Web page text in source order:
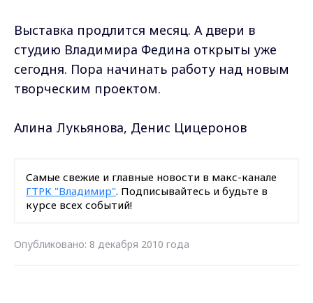
Выставка продлится месяц. А двери в
студию Владимира Федина открыты уже
сегодня. Пора начинать работу над новым
творческим проектом.
Алина Лукьянова, Денис Цицеронов
Самые свежие и главные новости в макс-канале
ГТРК "Владимир". Подписывайтесь и будьте в
курсе всех событий!
Опубликовано: 8 декабря 2010 года